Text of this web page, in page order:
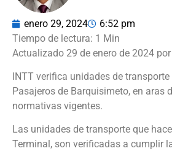
enero 29, 2024 6:52 pm
Actualizado 29 de enero de 2024 por
INTT verifica unidades de
Pasajeros de Barquisimeto, en aras
normativas vigentes.
Las unidades de transporte que
Terminal, son verificadas a cumplir